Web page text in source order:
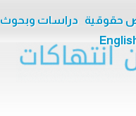
حقوقية دراسات وبحوث